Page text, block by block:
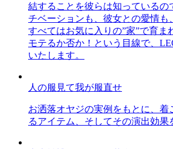
結することを彼らは知っているの
チベーションも、彼女との愛情も
すべてはお気に入りの”家”で育ま
モテるか否か！という目線で、
いたします。
人の服見て我が服直せ
お洒落オヤジの実例をもとに、着
るアイテム、そしてその演出効果